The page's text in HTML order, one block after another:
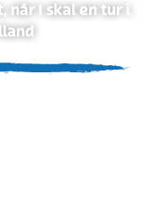
når I skal en tur i